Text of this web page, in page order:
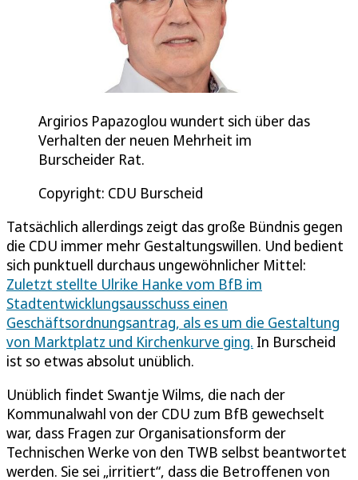
Argirios Papazoglou wundert sich über das
Verhalten der neuen Mehrheit im
Burscheider Rat.
Copyright: CDU Burscheid
Tatsächlich allerdings zeigt das große Bündnis gegen
die CDU immer mehr Gestaltungswillen. Und bedient
sich punktuell durchaus ungewöhnlicher Mittel:
Zuletzt stellte Ulrike Hanke vom BfB im
Stadtentwicklungsausschuss einen
Geschäftsordnungsantrag, als es um die Gestaltung
von Marktplatz und Kirchenkurve ging. In Burscheid
ist so etwas absolut unüblich.
Unüblich findet Swantje Wilms, die nach der
Kommunalwahl von der CDU zum BfB gewechselt
war, dass Fragen zur Organisationsform der
Technischen Werke von den TWB selbst beantwortet
werden. Sie sei „irritiert“, dass die Betroffenen von